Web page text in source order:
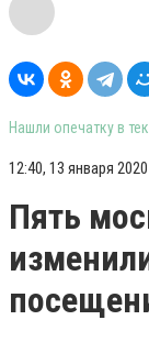
Нашли опечатку в
12:40, 13 января 2020
Пять